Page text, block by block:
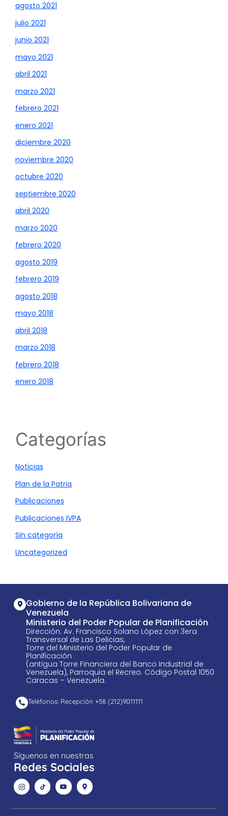
agosto 2021
julio 2021
junio 2021
mayo 2021
abril 2021
marzo 2021
febrero 2021
enero 2021
diciembre 2020
noviembre 2020
octubre 2020
septiembre 2020
abril 2020
marzo 2020
febrero 2020
agosto 2019
febrero 2019
agosto 2018
mayo 2018
abril 2018
marzo 2018
febrero 2018
enero 2018
Categorías
Noticias
Plan de la Patria
Publicaciones
Publicaciones IVPA
Sin categoría
Uncategorized
Gobierno de la República Bolivariana de
Venezuela
Ministerio del Poder Popular de Planificación
Dirección: Av. Francisco Solano López con 3era
Transversal de Las Delicias,
Torre del Ministerio del Poder Popular de
Planificación
(antigua Torre Financiera del Banco Industrial de
Venezuela), Parroquia el Recreo. Código Postal 1050
Caracas – Venezuela.
Teléfonos: Recepción +58 ​(212)9011111
Síguenos en nuestras
Redes Sociales